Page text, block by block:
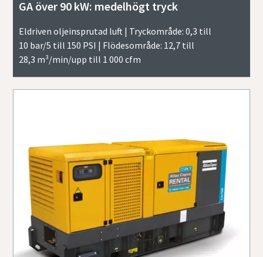
GA över 90 kW: medelhögt tryck
Eldriven oljeinsprutad luft | Tryckområde: 0,3 till
10 bar/5 till 150 PSI | Flödesområde: 12,7 till
28,3 m³/min/upp till 1 000 cfm